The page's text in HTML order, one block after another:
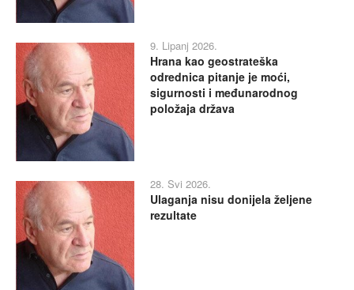
9. Lipanj 2026.
Hrana kao geostrateška
odrednica pitanje je moći,
sigurnosti i međunarodnog
položaja država
28. Svi 2026.
Ulaganja nisu donijela željene
rezultate